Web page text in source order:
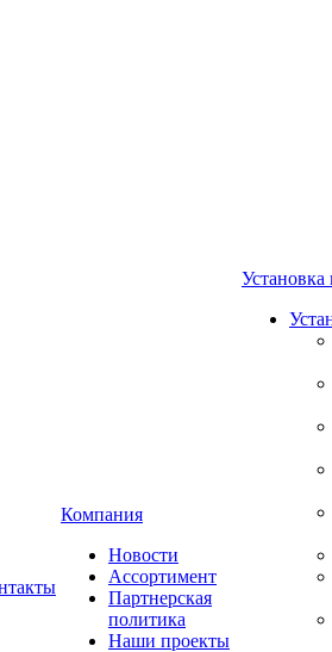
Компания
Новости
Ассортимент
Партнерская
политика
Наши проекты
Установка